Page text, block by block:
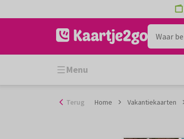
naar
Menu
Terug Home Vakantiekaarten